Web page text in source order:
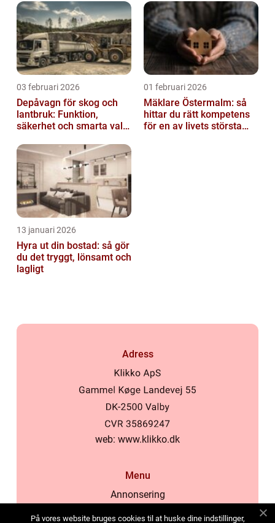
03 februari 2026
Depåvagn för skog och
lantbruk: Funktion,
säkerhet och smarta val
01 februari 2026
Mäklare Östermalm: så
hittar du rätt kompetens
för en av livets största
13 januari 2026
Hyra ut din bostad: så gör
du det tryggt, lönsamt och
lagligt
Adress
web: www.klikko.dk
Menu
Annonsering
På vores website bruges cookies til at huske dine indstillinger,